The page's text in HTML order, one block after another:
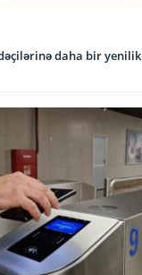
daha bir yenilik